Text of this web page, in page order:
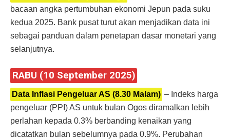
bacaan angka pertumbuhan ekonomi Jepun pada suku
kedua 2025. Bank pusat turut akan menjadikan data ini
sebagai panduan dalam penetapan dasar monetari yang
selanjutnya.
RABU (10 September 2025)
Data Inflasi Pengeluar AS (8.30 Malam) – Indeks harga
pengeluar (PPI) AS untuk bulan Ogos diramalkan lebih
perlahan kepada 0.3% berbanding kenaikan yang
dicatatkan bulan sebelumnya pada 0.9%. Perubahan